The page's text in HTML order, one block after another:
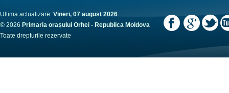
Ultima actualizare: Vineri, 07 august 2026
© 2026 Primaria orașului Orhei - Republica Moldova
Toate drepturile rezervate